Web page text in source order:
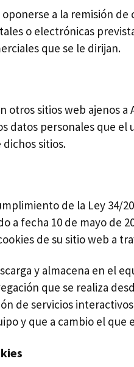
a la remisión
o electrónicas
que se le dirijan.
sitios web ajenos a
datos personales que el
sitios.
de la Ley
a fecha 10 de mayo de
de su sitio web a
y almacena en el
que se realiza
de servicios
y que a cambio el